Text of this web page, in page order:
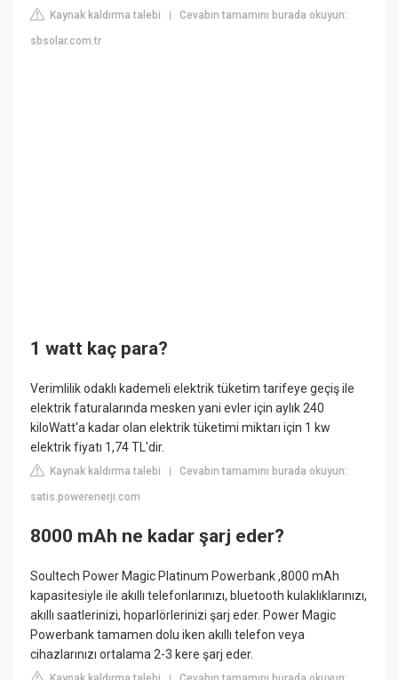
Kaynak kaldırma talebi |Cevabın tamamını burada okuyun:
sbsolar.com.tr
1 watt kaç para?
Verimlilik odaklı kademeli elektrik tüketim tarifeye geçiş ile
elektrik faturalarında mesken yani evler için aylık 240
kiloWatt'a kadar olan elektrik tüketimi miktarı için 1 kw
elektrik fiyatı 1,74 TL'dir.
Kaynak kaldırma talebi |Cevabın tamamını burada okuyun:
satis.powerenerji.com
8000 mAh ne kadar şarj eder?
Soultech Power Magic Platinum Powerbank ,8000 mAh
kapasitesiyle ile akıllı telefonlarınızı, bluetooth kulaklıklarınızı,
akıllı saatlerinizi, hoparlörlerinizi şarj eder. Power Magic
Powerbank tamamen dolu iken akıllı telefon veya
cihazlarınızı ortalama 2-3 kere şarj eder.